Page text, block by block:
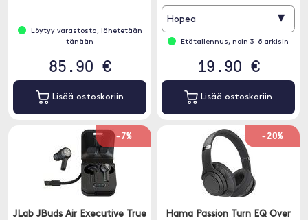
Löytyy varastosta, lähetetään
tänään
85.90 €
Lisää ostoskoriin
Hopea ▾
Etätallennus, noin 3-8 arkisin
19.90 €
Lisää ostoskoriin
-7%
JLab JBuds Air Executive True
-20%
Hama Passion Turn EQ Over